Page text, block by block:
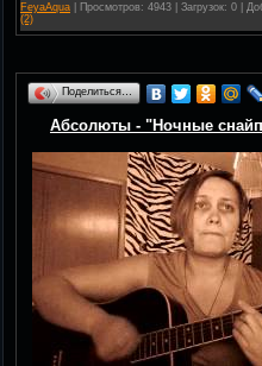
FeyaAqua | Просмотров: 4943 | Загрузок: 0 |
(2)
Поделиться…
Абсолюты - "Ночные